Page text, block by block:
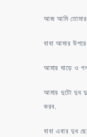
আজ আমি তোমার
বাবা আমার
আমার ঘাড়ে ও
আমার দুটো দুধ
করব.
বাবা এবার দুধ